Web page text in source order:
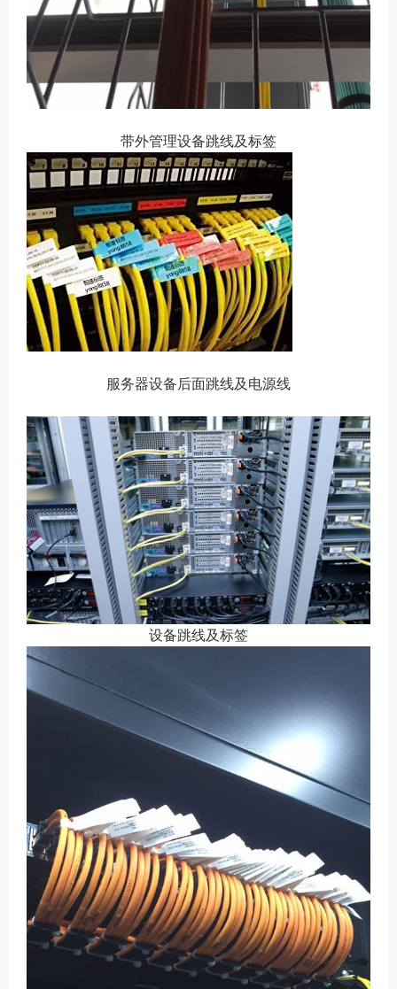
带外管理设备跳线及标签
服务器设备后面跳线及电源线
设备跳线及标签